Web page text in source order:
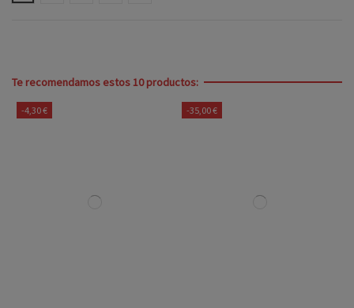
Te recomendamos estos 10 productos:
-4,30 € -35,00 €